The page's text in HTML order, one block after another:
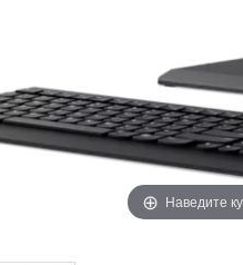
Наведите